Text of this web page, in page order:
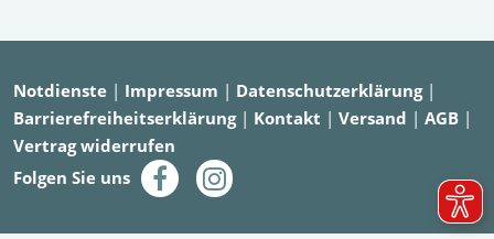
Notdienste | Impressum | Datenschutzerklärung|
Barrierefreiheitserklärung| Kontakt | Versand | AGB |
Vertrag widerrufen
Folgen Sie uns